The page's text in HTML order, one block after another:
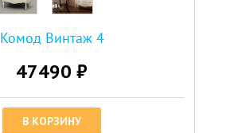
Комод Винтаж 4
47490 ₽
В КОРЗИНУ